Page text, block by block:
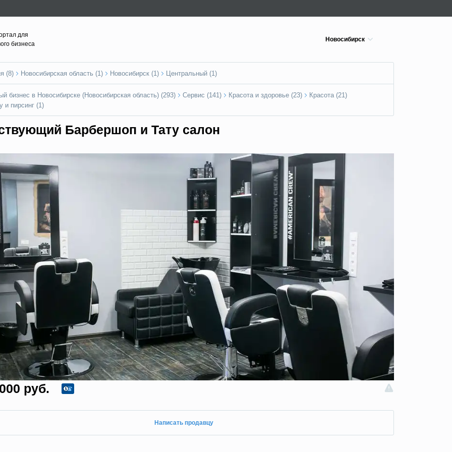
для
бизнеса
Новосибирск
(8) Новосибирская область (1) Новосибирск (1) Центральный (1)
бизнес в Новосибирске (Новосибирская область) (293) Сервис (141) Красота и здоровье (23)
Красота (21)
и пирсинг (1)
Барбершоп и Тату салон
руб.
Написать продавцу